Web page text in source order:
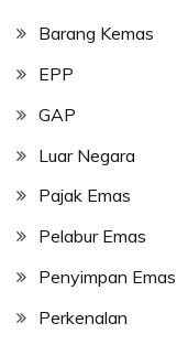
Barang Kemas
EPP
GAP
Luar Negara
Pajak Emas
Pelabur Emas
Penyimpan Emas
Perkenalan